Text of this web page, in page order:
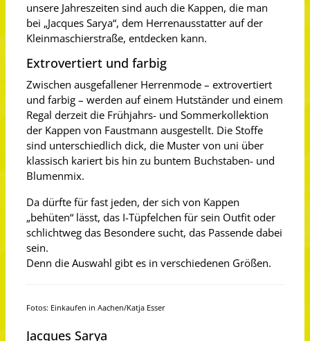
unsere Jahreszeiten sind auch die Kappen, die man
bei „Jacques Sarya“, dem Herrenausstatter auf der
Kleinmaschierstraße, entdecken kann.
Extrovertiert und farbig
Zwischen ausgefallener Herrenmode – extrovertiert
und farbig – werden auf einem Hutständer und einem
Regal derzeit die Frühjahrs- und Sommerkollektion
der Kappen von Faustmann ausgestellt. Die Stoffe
sind unterschiedlich dick, die Muster von uni über
klassisch kariert bis hin zu buntem Buchstaben- und
Blumenmix.
Da dürfte für fast jeden, der sich von Kappen
„behüten“ lässt, das I-Tüpfelchen für sein Outfit oder
schlichtweg das Besondere sucht, das Passende dabei
sein.
Denn die Auswahl gibt es in verschiedenen Größen.
Fotos: Einkaufen in Aachen/Katja Esser
Jacques Sarya